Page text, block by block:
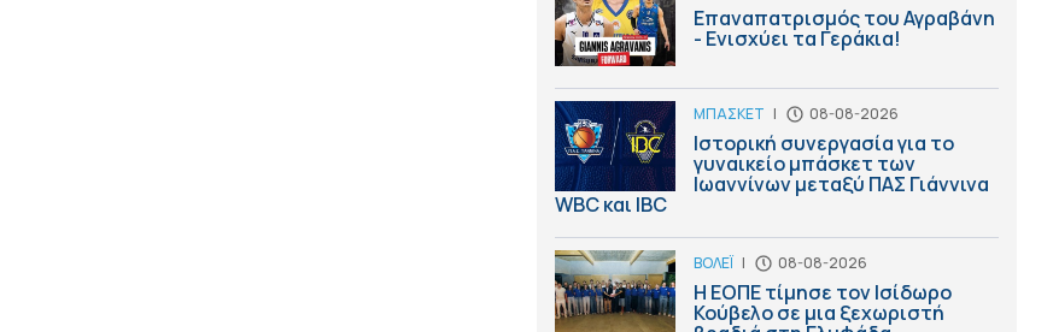
Επαναπατρισμός του Αγραβάνη
- Ενισχύει τα Γεράκια!
ΜΠΑΣΚΕΤ | 08-08-2026
Ιστορική συνεργασία για το
γυναικείο μπάσκετ των
Ιωαννίνων μεταξύ ΠΑΣ Γιάννινα
WBC και IBC
ΒΟΛΕΪ | 08-08-2026
Η ΕΟΠΕ τίμησε τον Ισίδωρο
Κούβελο σε μια ξεχωριστή